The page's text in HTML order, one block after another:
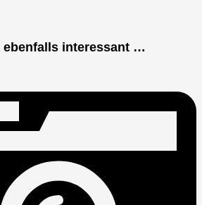
interessant …